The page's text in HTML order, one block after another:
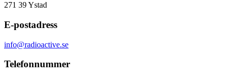
271 39Ystad
E-postadress
info@radioactive.se
Telefonnummer